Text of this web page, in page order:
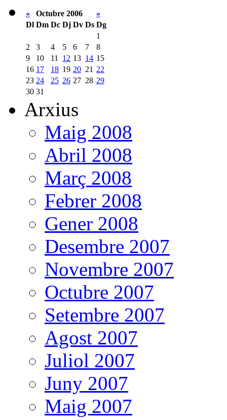
« Octubre 2006
»
Dl Dm Dc Dj Dv Ds Dg
1
2
3 4 5 6 7
8
9
10 11 12 13 14 15
16 17 18 19 20 21 22
23 24 25 26 27 28 29
30 31
Arxius
Maig 2008
Abril 2008
Març 2008
Febrer 2008
Gener 2008
Desembre 2007
Novembre 2007
Octubre 2007
Setembre 2007
Agost 2007
Juliol 2007
Juny 2007
Maig 2007